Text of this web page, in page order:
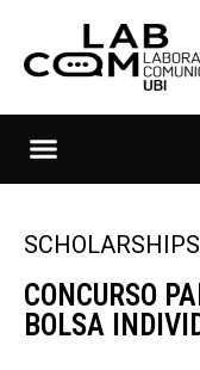
SCHOLARSHIPS
CONCURSO
BOLSA